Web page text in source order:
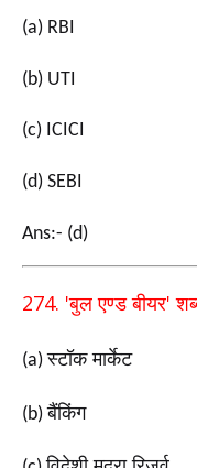
(a) RBI
(b) UTI
(c) ICICI
(d) SEBI
Ans:- (d)
274. 'बुल एण्ड बीयर'
(a)स्टॉक मार्केट
(b)बैंकिंग